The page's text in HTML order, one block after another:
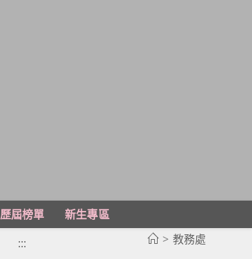
歷屆榜單
新生專區
> 教務處
:::